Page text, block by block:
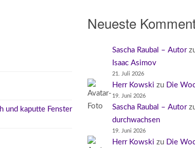
und kaputte Fenster
Neueste
Sascha Raubal – Autor
Isaac Asimov
21. Juli 2026
Herr Kowski zu Die
19. Juni 2026
Sascha Raubal – Autor
durchwachsen
19. Juni 2026
Herr Kowski zu Die